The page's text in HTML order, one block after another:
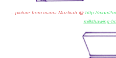
– picture from mama Muzfirah @ http://
milkthawing-